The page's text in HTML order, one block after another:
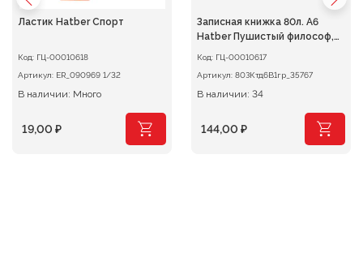
Ластик Hatber Спорт
Код: ГЦ-00010618
Артикул:
ER_090969 1/32
В наличии: Много
19,00 ₽
Записная книжка 80л. А6
Hatber Пушистый философ,
клетка на гребне
Код: ГЦ-00010617
Артикул: 80ЗКтд6В1гр_35767
В наличии: 34
144,00 ₽